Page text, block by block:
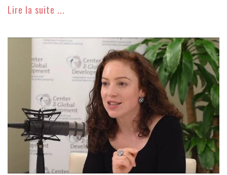
Lire la suite ...